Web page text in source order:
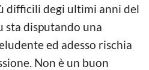
difficili degi ultimi anni del
sta disputando una
ed adesso rischia
Non è un buon